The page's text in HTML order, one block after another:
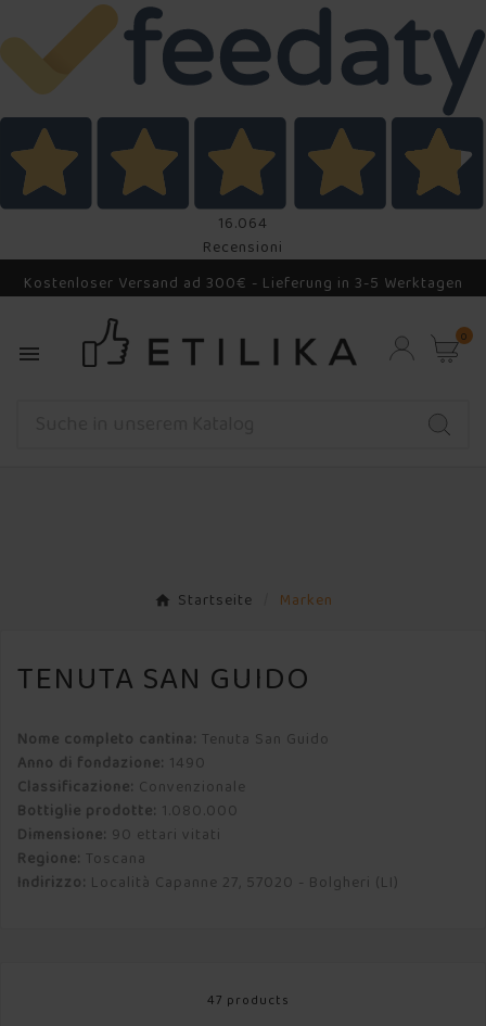
16.064
Recensioni
Kostenloser Versand ad 300€ - Lieferung in 3-5 Werktagen

0
Startseite Marken
TENUTA SAN GUIDO
Nome completo cantina: Tenuta San Guido
Anno di fondazione: 1490
Classificazione: Convenzionale
Bottiglie prodotte: 1.080.000
Dimensione: 90 ettari vitati
Regione: Toscana
Indirizzo: Località Capanne 27, 57020 - Bolgheri (LI)
47 products